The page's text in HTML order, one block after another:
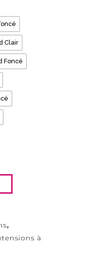
Clair
Foncé
,
à